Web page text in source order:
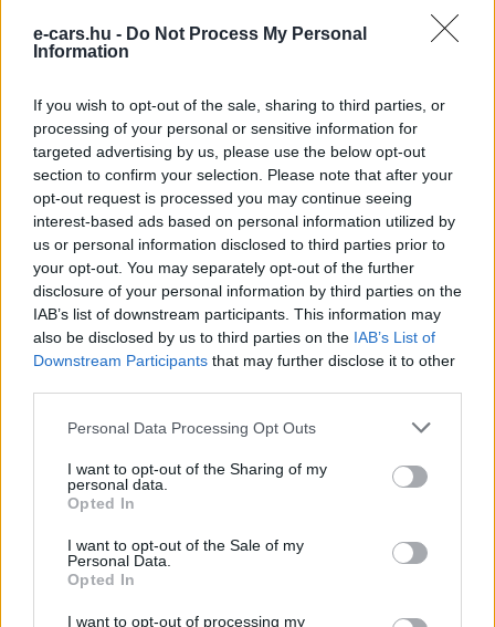
e-cars.hu - Do Not Process My Personal
Information
If you wish to opt-out of the sale, sharing to third parties, or
processing of your personal or sensitive information for
targeted advertising by us, please use the below opt-out
section to confirm your selection. Please note that after your
opt-out request is processed you may continue seeing
interest-based ads based on personal information utilized by
us or personal information disclosed to third parties prior to
your opt-out. You may separately opt-out of the further
disclosure of your personal information by third parties on the
IAB’s list of downstream participants. This information may
also be disclosed by us to third parties on the IAB’s List of
Downstream Participants that may further disclose it to other
Personal Data Processing Opt Outs
I want to opt-out of the Sharing of my
personal data.
Opted In
I want to opt-out of the Sale of my
Personal Data.
Opted In
I want to opt-out of processing my
Elektromosan közlekedsz, vagy a váltáson töprengsz?
Érdekelnek a legfrissebb hírek az e-autók világából, vagy
foglalkoztatnak a legújabb fejlesztések az elektromosság és a
fenntarthatóság területén? Akkor jó helyen jársz!
KAPCSOLÓDÓ CIKKEK TÖBB A SZERZŐTŐL
Akkumulátor
A BYD hat szabadalommal készül a
2027-es szilárdtest-akkumulátor-
áttörésre
Elektromos
Smart #2 – kiderült az ár és a
Tesla: visszatért a régi árazás a magyar